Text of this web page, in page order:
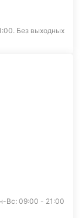
Без выходных
Вс: 09:00 - 21:00